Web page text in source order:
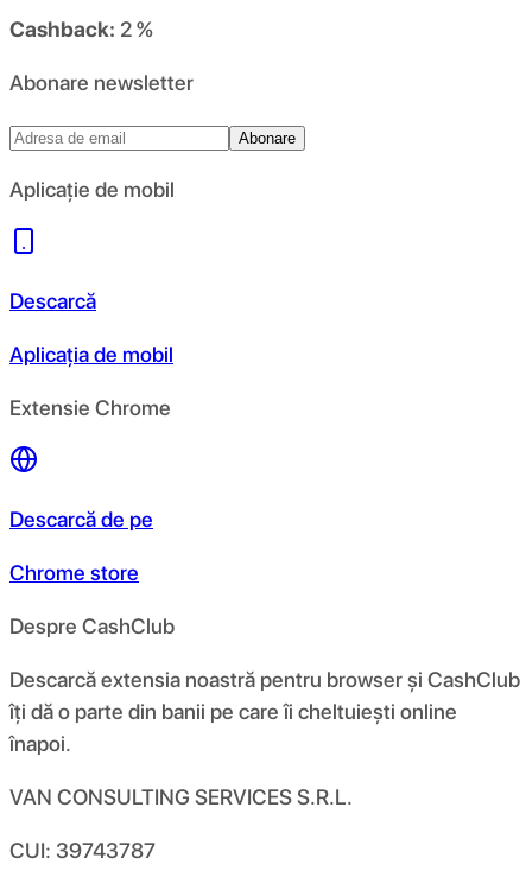
Cashback: 2 %
Abonare newsletter
Abonare
Aplicație de mobil
Descarcă
Aplicația de mobil
Extensie Chrome
Descarcă de pe
Chrome store
Despre CashClub
Descarcă extensia noastră pentru browser și CashClub
îți dă o parte din banii pe care îi cheltuiești online
înapoi.
VAN CONSULTING SERVICES S.R.L.
CUI: 39743787